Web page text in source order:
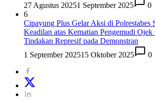
27 Agustus 20251 September 2025
0
6
Cipayung Plus Gelar Aksi di Polrestabes
Keadilan atas Kematian Pengemudi Ojek
Tindakan Represif pada Demonstran
1 September 202515 Oktober 2025 0